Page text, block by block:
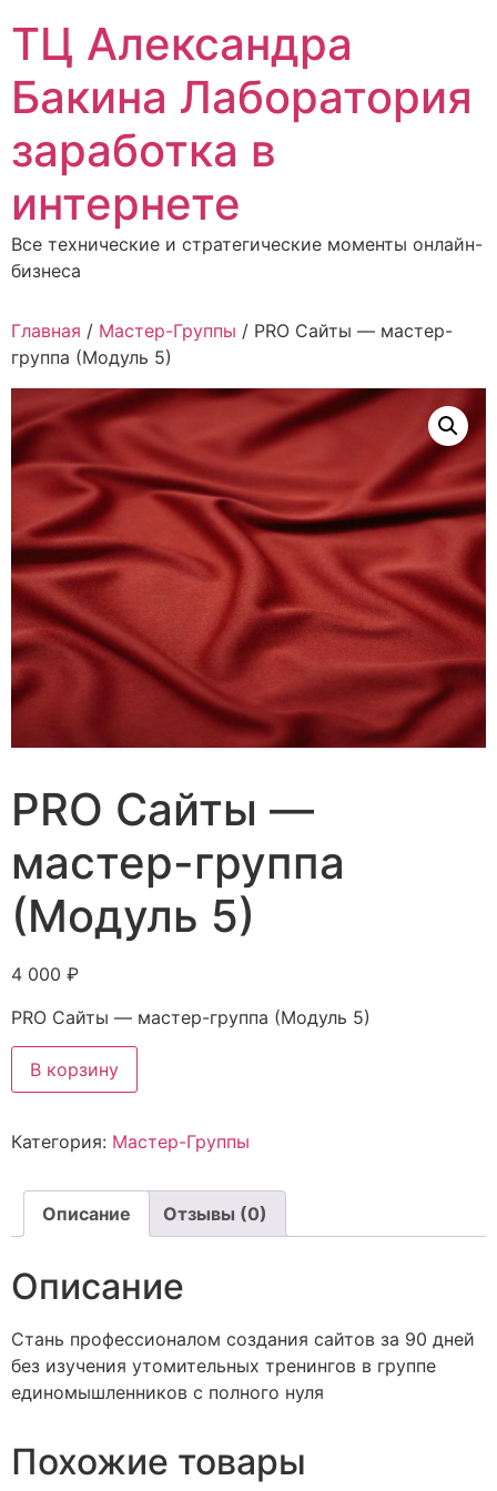
содержимому
ТЦ Александра
Бакина Лаборатория
заработка в
интернете
Все технические и стратегические моменты онлайн-
бизнеса
Главная / Мастер-Группы / PRO Сайты — мастер-
группа (Модуль 5)
PRO Сайты —
мастер-группа
(Модуль 5)
4 000 ₽
PRO Сайты — мастер-группа (Модуль 5)
Количество
товара
PRO
мастер-
5)
В корзину
Категория: Мастер-Группы
Описание Отзывы (0)
Описание
Стань профессионалом создания сайтов за 90 дней
без изучения утомительных тренингов в группе
единомышленников с полного нуля
Похожие товары